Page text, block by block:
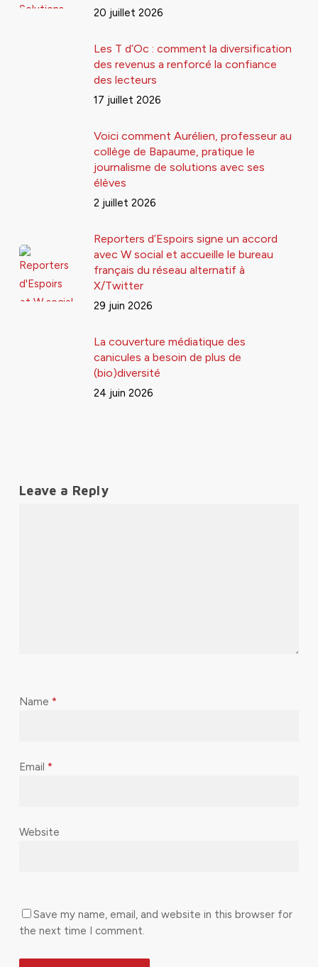
20 juillet 2026
Les T d’Oc : comment la diversification
des revenus a renforcé la confiance
des lecteurs
17 juillet 2026
Voici comment Aurélien, professeur au
collège de Bapaume, pratique le
journalisme de solutions avec ses
élèves
2 juillet 2026
Reporters d’Espoirs signe un accord
avec W social et accueille le bureau
français du réseau alternatif à
X/Twitter
29 juin 2026
La couverture médiatique des
canicules a besoin de plus de
(bio)diversité
24 juin 2026
Leave a Reply
Name *
Email *
Website
Save my name, email, and website in this browser for
the next time I comment.